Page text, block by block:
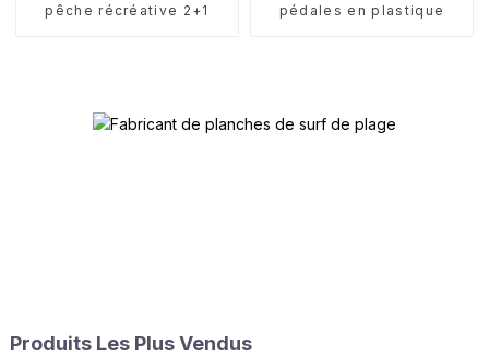
pêche récréative 2+1
pédales en plastique
Produits Les Plus Vendus